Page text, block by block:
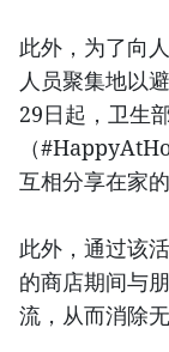
此外，为了向
人员聚集地以
29日起，卫
（
互相分享在家的
此外，通过该
的商店期间与
流，从而消除